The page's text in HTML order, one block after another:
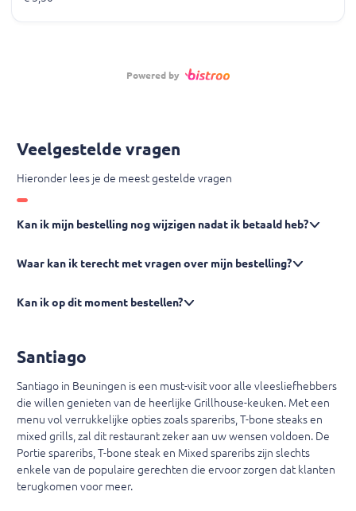
Powered by
Veelgestelde vragen
Hieronder lees je de meest gestelde vragen
Kan ik mijn bestelling nog wijzigen nadat ik betaald heb?
Waar kan ik terecht met vragen over mijn bestelling?
Kan ik op dit moment bestellen?
Santiago
Santiago in Beuningen is een must-visit voor alle vleesliefhebbers
die willen genieten van de heerlijke Grillhouse-keuken. Met een
menu vol verrukkelijke opties zoals spareribs, T-bone steaks en
mixed grills, zal dit restaurant zeker aan uw wensen voldoen. De
Portie spareribs, T-bone steak en Mixed spareribs zijn slechts
enkele van de populaire gerechten die ervoor zorgen dat klanten
terugkomen voor meer.